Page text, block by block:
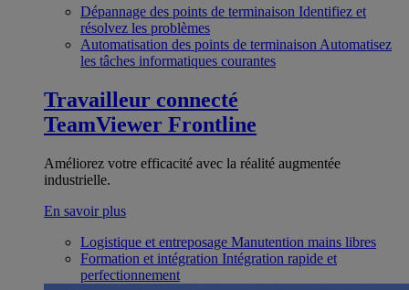
Dépannage des points de terminaison Identifiez et
résolvez les problèmes
Automatisation des points de terminaison Automatisez
les tâches informatiques courantes
Travailleur connecté
TeamViewer Frontline
Améliorez votre efficacité avec la réalité augmentée
industrielle.
En savoir plus
Logistique et entreposage Manutention mains libres
Formation et intégration Intégration rapide et
perfectionnement